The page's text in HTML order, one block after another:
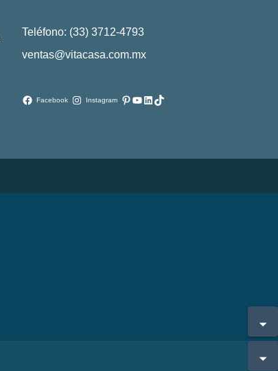
Teléfono: (33) 3712-4793
ventas@vitacasa.com.mx
Facebook Instagram Pinterest
YouTube
LinkedIn
TikTok